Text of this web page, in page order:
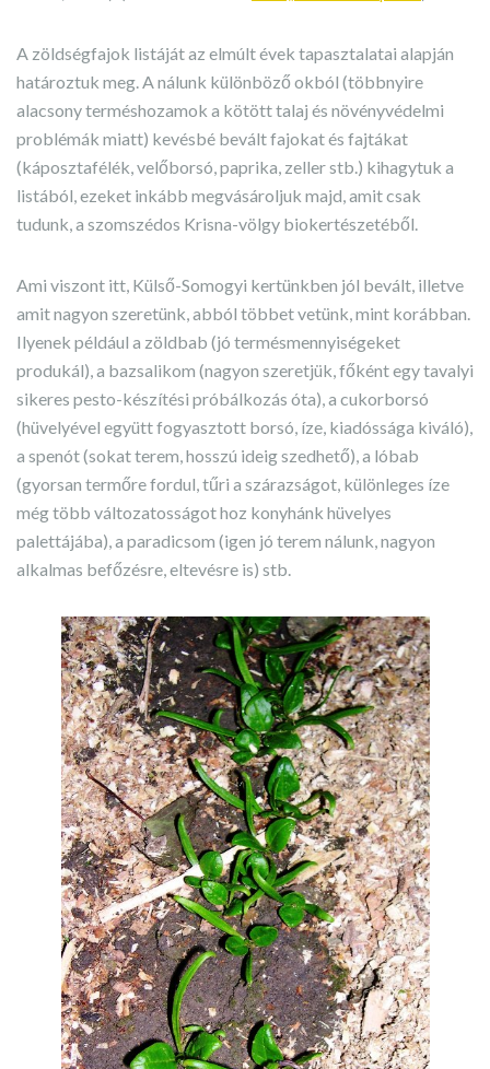
A zöldségfajok listáját az elmúlt évek tapasztalatai alapján
határoztuk meg. A nálunk különböző okból (többnyire
alacsony terméshozamok a kötött talaj és növényvédelmi
problémák miatt) kevésbé bevált fajokat és fajtákat
(káposztafélék, velőborsó, paprika, zeller stb.) kihagytuk a
listából, ezeket inkább megvásároljuk majd, amit csak
tudunk, a szomszédos Krisna-völgy biokertészetéből.
Ami viszont itt, Külső-Somogyi kertünkben jól bevált, illetve
amit nagyon szeretünk, abból többet vetünk, mint korábban.
Ilyenek például a zöldbab (jó termésmennyiségeket
produkál), a bazsalikom (nagyon szeretjük, főként egy tavalyi
sikeres pesto-készítési próbálkozás óta), a cukorborsó
(hüvelyével együtt fogyasztott borsó, íze, kiadóssága kiváló),
a spenót (sokat terem, hosszú ideig szedhető), a lóbab
(gyorsan termőre fordul, tűri a szárazságot, különleges íze
még több változatosságot hoz konyhánk hüvelyes
palettájába), a paradicsom (igen jó terem nálunk, nagyon
alkalmas befőzésre, eltevésre is) stb.